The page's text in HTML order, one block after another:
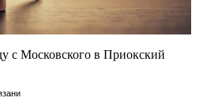
с Московского в Приокский